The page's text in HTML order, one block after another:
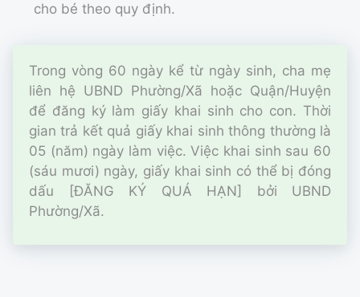
cho bé theo quy định.
Trong vòng 60 ngày kể từ ngày sinh, cha mẹ
liên hệ UBND Phường/Xã hoặc Quận/Huyện
để đăng ký làm giấy khai sinh cho con. Thời
gian trả kết quả giấy khai sinh thông thường là
05 (năm) ngày làm việc. Việc khai sinh sau 60
(sáu mươi) ngày, giấy khai sinh có thể bị đóng
dấu [ĐĂNG KÝ QUÁ HẠN] bởi UBND
Phường/Xã.